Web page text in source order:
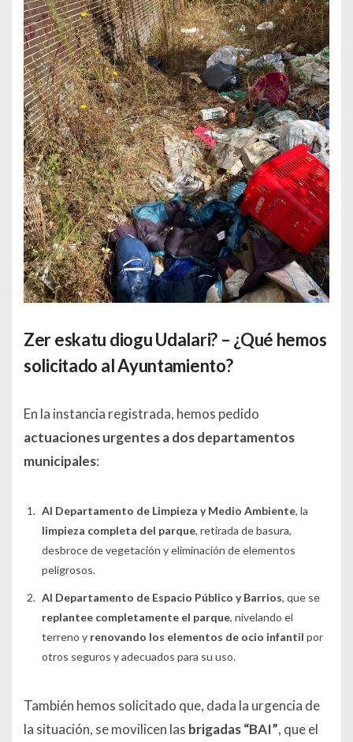
Zer eskatu diogu Udalari? – ¿Qué hemos
solicitado al Ayuntamiento?
En la instancia registrada, hemos pedido
actuaciones urgentes a dos departamentos
municipales:
Al Departamento de Limpieza y Medio Ambiente, la
limpieza completa del parque, retirada de basura,
desbroce de vegetación y eliminación de elementos
peligrosos.
Al Departamento de Espacio Público y Barrios, que se
replantee completamente el parque, nivelando el
terreno y renovando los elementos de ocio infantil por
otros seguros y adecuados para su uso.
También hemos solicitado que, dada la urgencia de
la situación, se movilicen las brigadas “BAI”, que el